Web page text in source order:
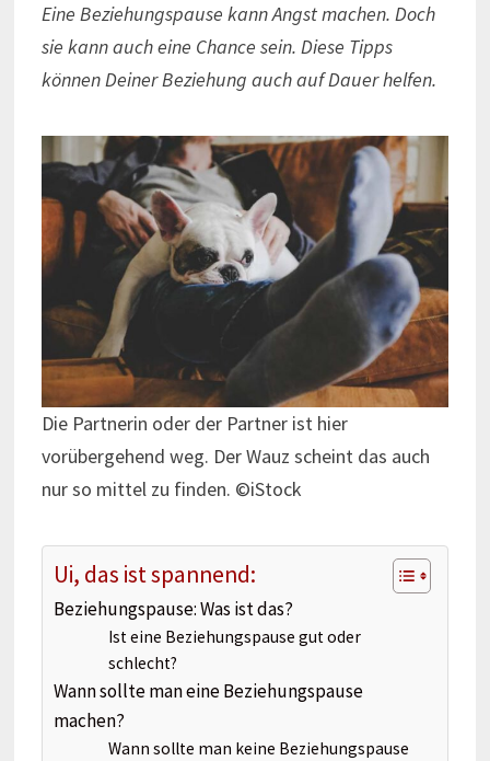
Eine Beziehungspause kann Angst machen. Doch
sie kann auch eine Chance sein. Diese Tipps
können Deiner Beziehung auch auf Dauer helfen.
Die Partnerin oder der Partner ist hier
vorübergehend weg. Der Wauz scheint das auch
nur so mittel zu finden. ©iStock
Ui, das ist spannend:
Beziehungspause: Was ist das?
Ist eine Beziehungspause gut oder
schlecht?
Wann sollte man eine Beziehungspause
machen?
Wann sollte man keine Beziehungspause